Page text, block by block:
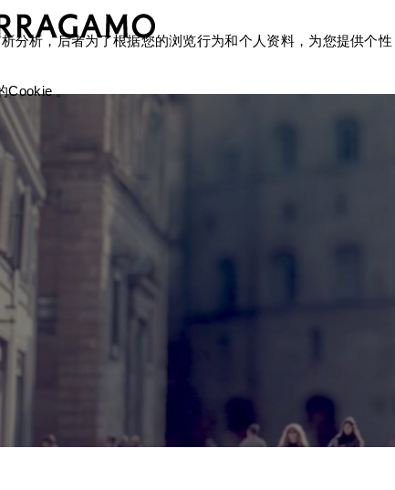
分析，后者为了根据您的浏览行为和个人资料，为您提供个性
Cookie 。